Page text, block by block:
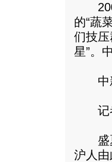
2004
的“蔬
们技
星”。
中新
记
盛夏
沪人